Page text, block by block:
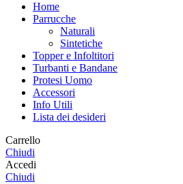
Home
Parrucche
Naturali
Sintetiche
Topper e Infoltitori
Turbanti e Bandane
Protesi Uomo
Accessori
Info Utili
Lista dei desideri
Carrello
Chiudi
Accedi
Chiudi